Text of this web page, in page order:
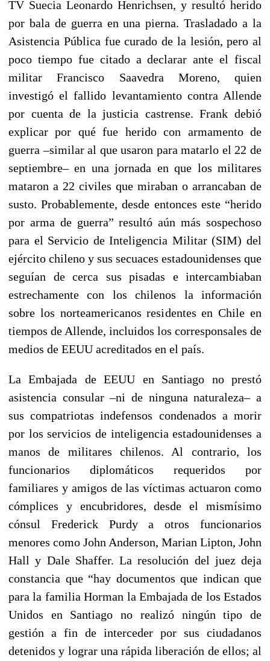
TV Suecia Leonardo Henrichsen, y resultó herido
por bala de guerra en una pierna. Trasladado a la
Asistencia Pública fue curado de la lesión, pero al
poco tiempo fue citado a declarar ante el fiscal
militar Francisco Saavedra Moreno, quien
investigó el fallido levantamiento contra Allende
por cuenta de la justicia castrense. Frank debió
explicar por qué fue herido con armamento de
guerra –similar al que usaron para matarlo el 22 de
septiembre– en una jornada en que los militares
mataron a 22 civiles que miraban o arrancaban de
susto. Probablemente, desde entonces este “herido
por arma de guerra” resultó aún más sospechoso
para el Servicio de Inteligencia Militar (SIM) del
ejército chileno y sus secuaces estadounidenses que
seguían de cerca sus pisadas e intercambiaban
estrechamente con los chilenos la información
sobre los norteamericanos residentes en Chile en
tiempos de Allende, incluidos los corresponsales de
medios de EEUU acreditados en el país.
La Embajada de EEUU en Santiago no prestó
asistencia consular –ni de ninguna naturaleza– a
sus compatriotas indefensos condenados a morir
por los servicios de inteligencia estadounidenses a
manos de militares chilenos. Al contrario, los
funcionarios diplomáticos requeridos por
familiares y amigos de las víctimas actuaron como
cómplices y encubridores, desde el mismísimo
cónsul Frederick Purdy a otros funcionarios
menores como John Anderson, Marian Lipton, John
Hall y Dale Shaffer. La resolución del juez deja
constancia que “hay documentos que indican que
para la familia Horman la Embajada de los Estados
Unidos en Santiago no realizó ningún tipo de
gestión a fin de interceder por sus ciudadanos
detenidos y lograr una rápida liberación de ellos; al